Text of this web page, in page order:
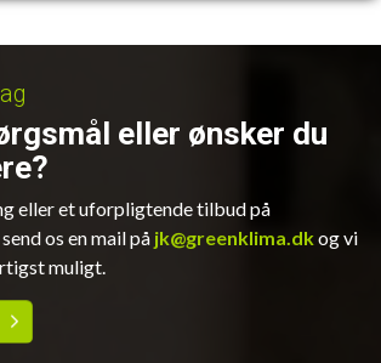
eller ønsker du
eller et uforpligtende tilbud på
os en mail på jk@greenklima.dkog vi
muligt.